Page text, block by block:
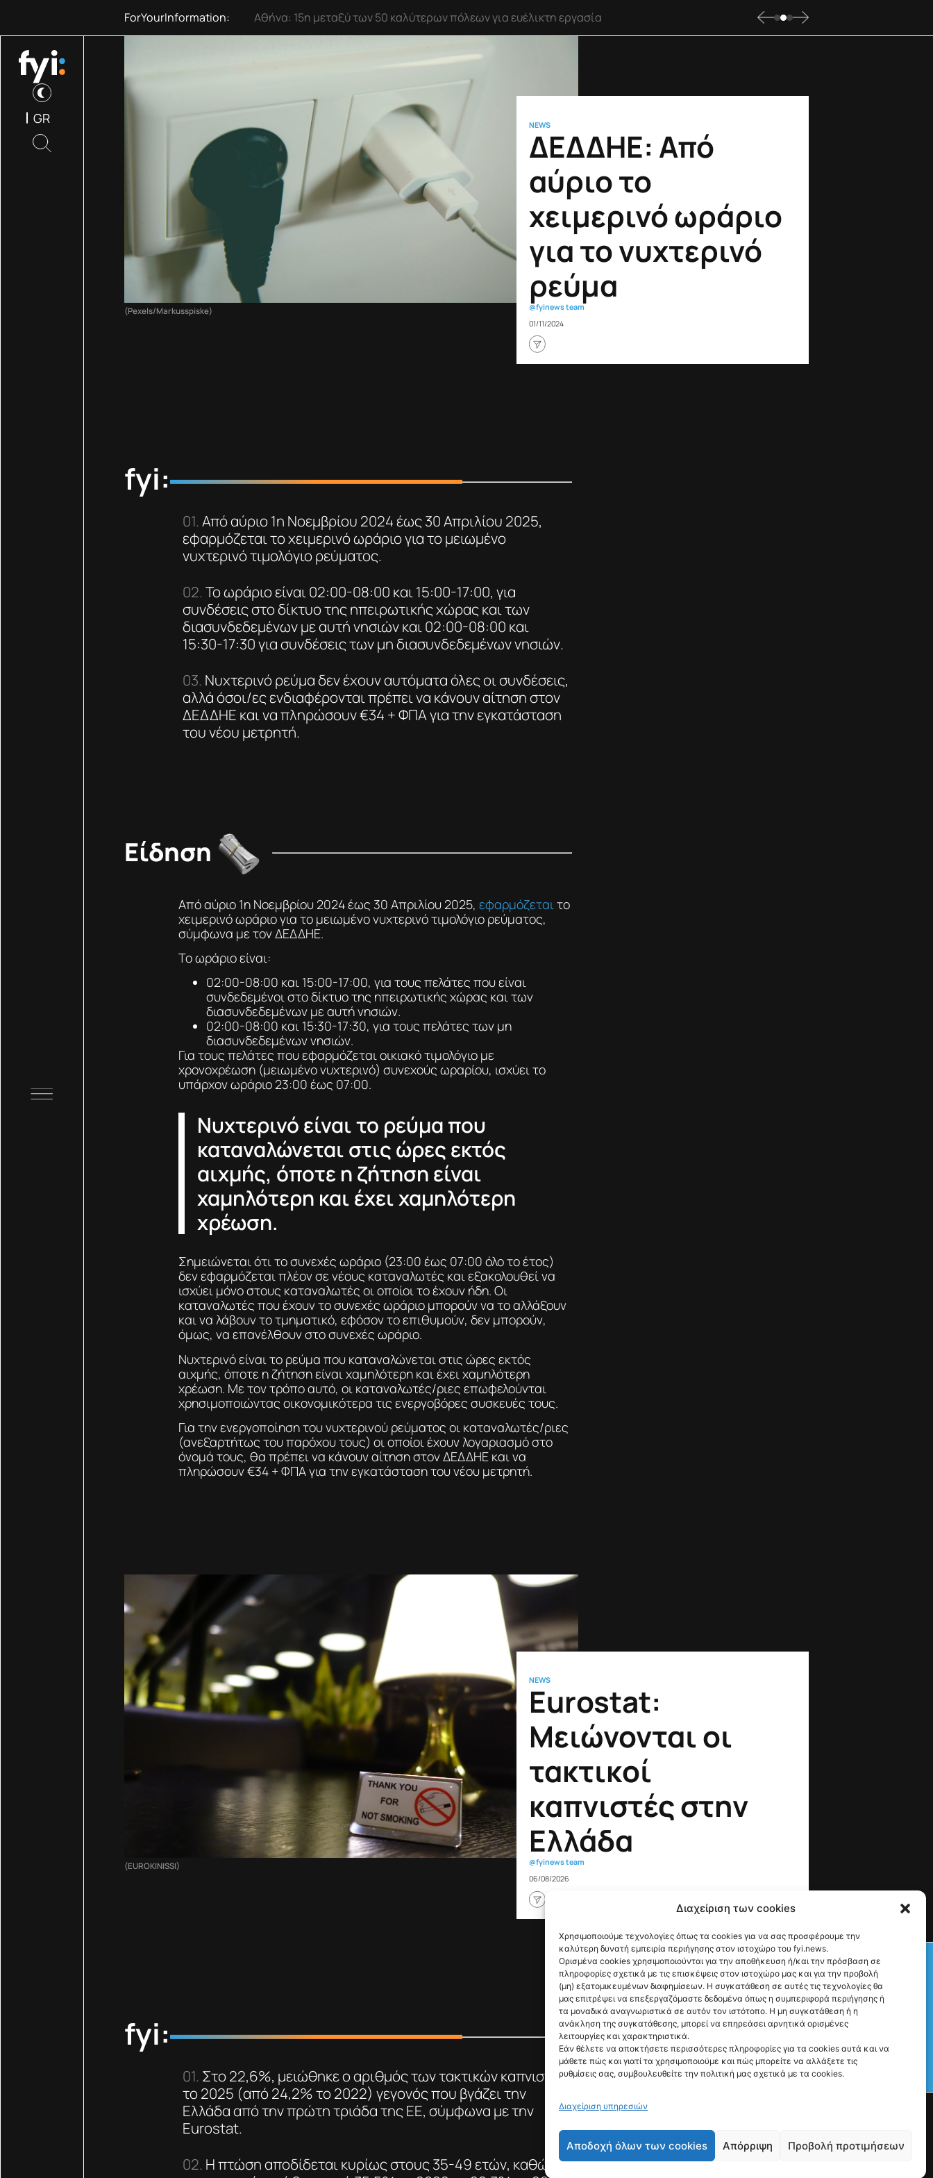
Διαχείριση των cookies
Χρησιμοποιούμε τεχνολογίες όπως τα cookies για να σας προσφέρουμε την
καλύτερη δυνατή εμπειρία περιήγησης στον ιστοχώρο του fyi.news.
Ορισμένα cookies χρησιμοποιούνται για την αποθήκευση ή/και την πρόσβαση σε
πληροφορίες σχετικά με τις επισκέψεις στον ιστοχώρο μας και για την προβολή
(μη) εξατομικευμένων διαφημίσεων. Η συγκατάθεση σε αυτές τις τεχνολογίες θα
μας επιτρέψει να επεξεργαζόμαστε δεδομένα όπως η συμπεριφορά περιήγησης ή
τα μοναδικά αναγνωριστικά σε αυτόν τον ιστότοπο. Η μη συγκατάθεση ή η
ανάκληση της συγκατάθεσης, μπορεί να επηρεάσει αρνητικά ορισμένες
λειτουργίες και χαρακτηριστικά.
Εάν θέλετε να αποκτήσετε περισσότερες πληροφορίες για τα cookies αυτά και να
μάθετε πώς και γιατί τα χρησιμοποιούμε και πώς μπορείτε να αλλάξετε τις
ρυθμίσεις σας, συμβουλευθείτε την πολιτική μας σχετικά με τα cookies.
Διαχείριση υπηρεσιών
Αποδοχή όλων των cookies Απόρριψη Προβολή προτιμήσεων
Check This!
Γιατί Υπάρχουμε
GR
ForYourInformation: Τμήμα πυραύλου της SpaceX εκτιμάται ότι προσέκρουσε στη Σελήνη
(Pexels/Markusspiske)
NEWS
ΔΕΔΔΗΕ: Από
αύριο το
χειμερινό ωράριο
για το νυχτερινό
ρεύμα
@fyinews team
01/11/2024
fyi:
Από αύριο 1η Νοεμβρίου 2024 έως 30 Απριλίου 2025,
εφαρμόζεται το χειμερινό ωράριο για το μειωμένο
νυχτερινό τιμολόγιο ρεύματος.
Το ωράριο είναι 02:00-08:00 και 15:00-17:00, για
συνδέσεις στο δίκτυο της ηπειρωτικής χώρας και των
διασυνδεδεμένων με αυτή νησιών και 02:00-08:00 και
15:30-17:30 για συνδέσεις των μη διασυνδεδεμένων νησιών.
Νυχτερινό ρεύμα δεν έχουν αυτόματα όλες οι συνδέσεις,
αλλά όσοι/ες ενδιαφέρονται πρέπει να κάνουν αίτηση στον
ΔΕΔΔΗΕ και να πληρώσουν €34 + ΦΠΑ για την εγκατάσταση
του νέου μετρητή.
Είδηση
Από αύριο 1η Νοεμβρίου 2024 έως 30 Απριλίου 2025,εφαρμόζεται το
χειμερινό ωράριο για το μειωμένο νυχτερινό τιμολόγιο ρεύματος,
σύμφωνα με τον ΔΕΔΔΗΕ.
Το ωράριο είναι:
02:00-08:00 και 15:00-17:00, για τους πελάτες που είναι
συνδεδεμένοι στο δίκτυο της ηπειρωτικής χώρας και των
διασυνδεδεμένων με αυτή νησιών.
02:00-08:00 και 15:30-17:30, για τους πελάτες των μη
διασυνδεδεμένων νησιών.
Για τους πελάτες που εφαρμόζεται οικιακό τιμολόγιο με
χρονοχρέωση (μειωμένο νυχτερινό) συνεχούς ωραρίου, ισχύει το
υπάρχον ωράριο 23:00 έως 07:00.
Νυχτερινό είναι το ρεύμα που
καταναλώνεται στις ώρες εκτός
αιχμής, όποτε η ζήτηση είναι
χαμηλότερη και έχει χαμηλότερη
χρέωση.
Σημειώνεται ότι το συνεχές ωράριο (23:00 έως 07:00 όλο το έτος)
δεν εφαρμόζεται πλέον σε νέους καταναλωτές και εξακολουθεί να
ισχύει μόνο στους καταναλωτές οι οποίοι το έχουν ήδη. Οι
καταναλωτές που έχουν το συνεχές ωράριο μπορούν να το αλλάξουν
και να λάβουν το τμηματικό, εφόσον το επιθυμούν, δεν μπορούν,
όμως, να επανέλθουν στο συνεχές ωράριο.
Νυχτερινό είναι το ρεύμα που καταναλώνεται στις ώρες εκτός
αιχμής, όποτε η ζήτηση είναι χαμηλότερη και έχει χαμηλότερη
χρέωση. Με τον τρόπο αυτό, οι καταναλωτές/ριες επωφελούνται
χρησιμοποιώντας οικονομικότερα τις ενεργοβόρες συσκευές τους.
Για την ενεργοποίηση του νυχτερινού ρεύματος οι καταναλωτές/ριες
(ανεξαρτήτως του παρόχου τους) οι οποίοι έχουν λογαριασμό στο
όνομά τους, θα πρέπει να κάνουν αίτηση στον ΔΕΔΔΗΕ και να
πληρώσουν €34 + ΦΠΑ για την εγκατάσταση του νέου μετρητή.
(EUROKINISSI)
NEWS
Eurostat:
Μειώνονται οι
τακτικοί
καπνιστές στην
Ελλάδα
@fyinews team
06/08/2026
fyi:
Στο 22,6%, μειώθηκε ο αριθμός των τακτικών καπνιστών
το 2025 (από 24,2% το 2022) γεγονός που βγάζει την
Ελλάδα από την πρώτη τριάδα της ΕΕ, σύμφωνα με την
Eurostat.
Η πτώση αποδίδεται κυρίως στους 35-49 ετών, καθώς